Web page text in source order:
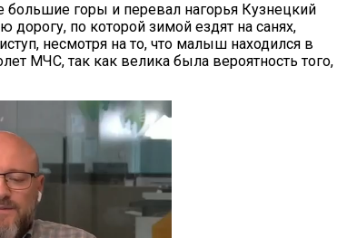
горы и перевал нагорья Кузнецкий
дорогу, по которой зимой ездят на санях,
несмотря на то, что малыш находился в
МЧС, так как велика была вероятность того,